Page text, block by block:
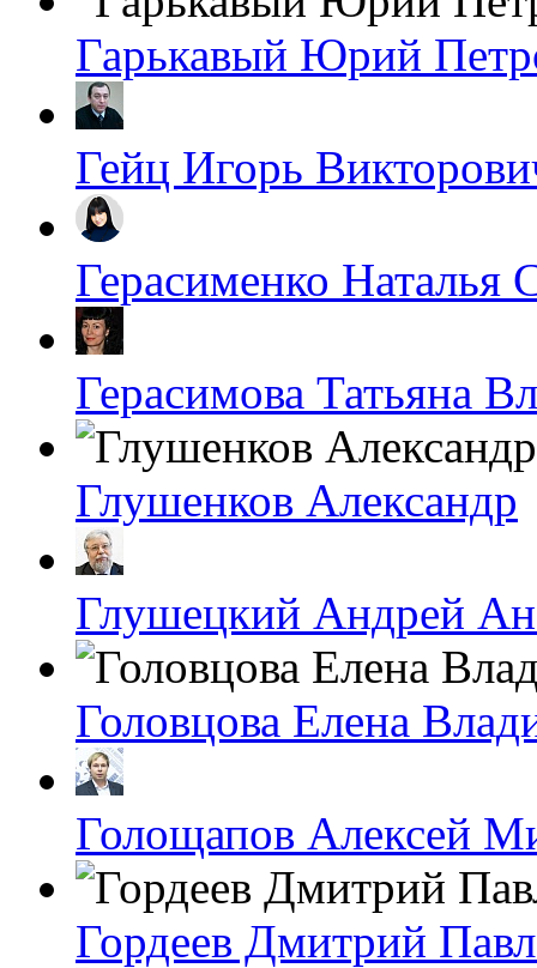
Гарькавый Юрий
Гейц Игорь
Герасименко Наталья
Герасимова Татьяна
Глушенков Александр
Глушецкий Андрей
Головцова Елена
Голощапов Алексей
Гордеев Дмитрий